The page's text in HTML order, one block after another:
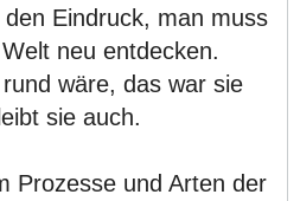
Eindruck, man muss
neu entdecken.
wäre, das war sie
sie auch.
Prozesse und Arten der